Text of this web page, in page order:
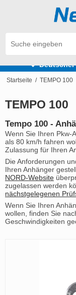
Deutscher
Startseite / TEMPO 100
TEMPO 100
Tempo 100 -
Wenn Sie Ihren Pkw-
als 80 km/h fahren
Zulassung für Ihren
Die Anforderungen
Ihren Anhänger
NORD-Website
zugelassen werden
nächstgelegenen
Wenn Sie Ihren
wollen, finden Sie
Geschwindigkeiten